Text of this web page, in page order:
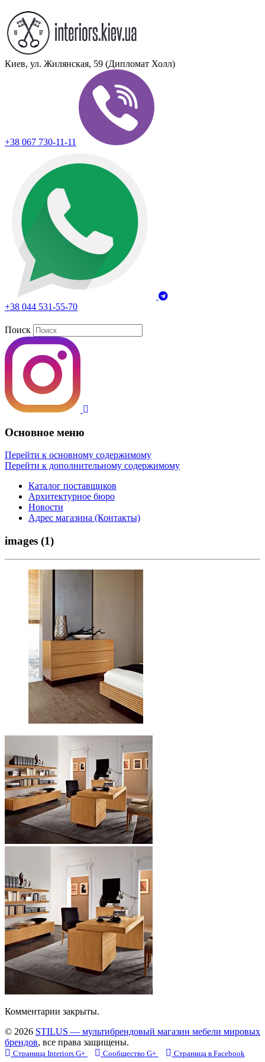
Киев, ул. Жилянская, 59 (Дипломат Холл)
+38 067 730-11-11
+38 044 531-55-70
Поиск
Основное меню
Перейти к основному содержимому
Перейти к дополнительному содержимому
Каталог поставщиков
Архитектурное бюро
Новости
Адрес магазина (Контакты)
images (1)
Комментарии закрыты.
© 2026 STILUS — мультибрендовый магазин мебели мировых
брендов, все права защищены.
Страница Interiors G+ Сообщество G+ Страница в Facebook